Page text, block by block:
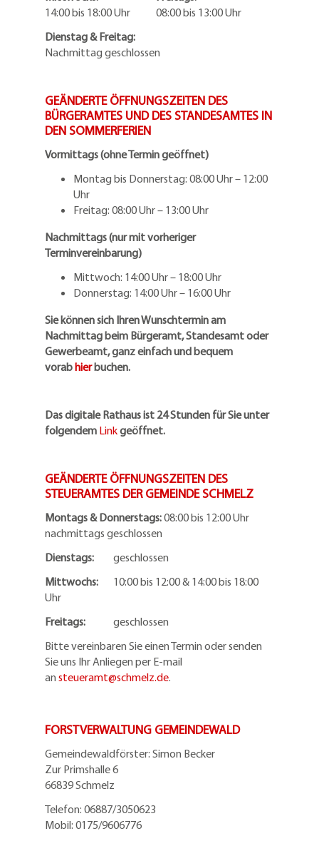
14:00 bis 18:00 Uhr 08:00 bis 13:00 Uhr
Dienstag & Freitag:
Nachmittag geschlossen
GEÄNDERTE ÖFFNUNGSZEITEN DES
BÜRGERAMTES UND DES STANDESAMTES IN
DEN SOMMERFERIEN
Vormittags (ohne Termin geöffnet)
Montag bis Donnerstag: 08:00 Uhr – 12:00
Uhr
Freitag: 08:00 Uhr – 13:00 Uhr
Nachmittags (nur mit vorheriger
Terminvereinbarung)
Mittwoch: 14:00 Uhr – 18:00 Uhr
Donnerstag: 14:00 Uhr – 16:00 Uhr
Sie können sich Ihren Wunschtermin am
Nachmittag beim Bürgeramt, Standesamt oder
Gewerbeamt, ganz einfach und bequem
vorabhierbuchen.
Das digitale Rathaus ist 24 Stunden für Sie unter
folgendem Linkgeöffnet.
GEÄNDERTE ÖFFNUNGSZEITEN DES
STEUERAMTES DER GEMEINDE SCHMELZ
Montags & Donnerstags:08:00 bis 12:00 Uhr
nachmittags geschlossen
Dienstags:
geschlossen
Mittwochs:
10:00 bis 12:00 & 14:00 bis 18:00
Uhr
Freitags:
geschlossen
Bitte vereinbaren Sie einen Termin oder senden
Sie uns Ihr Anliegen per E-mail
an steueramt@schmelz.de.
FORSTVERWALTUNG GEMEINDEWALD
Gemeindewaldförster: Simon Becker
Zur Primshalle 6
66839 Schmelz
Telefon: 06887/3050623
Mobil: 0175/9606776